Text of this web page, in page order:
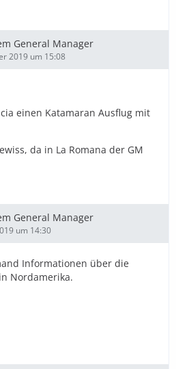
General Manager
2019 um 15:08
einen Katamaran Ausflug mit
da in La Romana der GM
General Manager
um 14:30
Informationen über die
Nordamerika.